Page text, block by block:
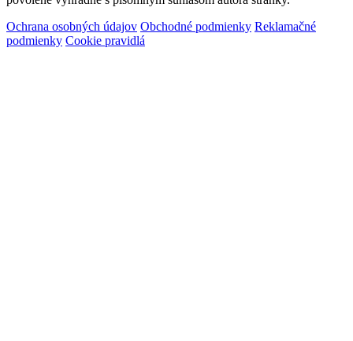
Ochrana osobných údajov Obchodné podmienky Reklamačné
podmienky Cookie pravidlá